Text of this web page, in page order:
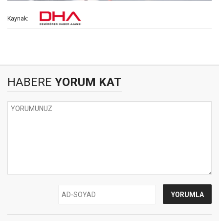
Kaynak:
HABERE YORUM KAT